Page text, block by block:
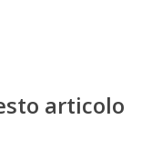
articolo